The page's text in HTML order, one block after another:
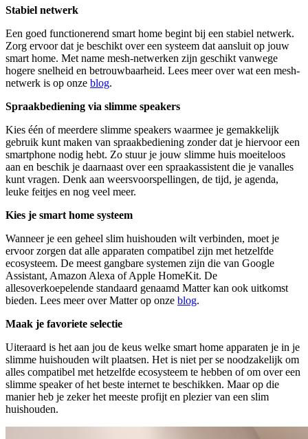
Stabiel netwerk
Een goed functionerend smart home begint bij een stabiel netwerk.
Zorg ervoor dat je beschikt over een systeem dat aansluit op jouw
smart home. Met name mesh-netwerken zijn geschikt vanwege
hogere snelheid en betrouwbaarheid. Lees meer over wat een mesh-
netwerk is op onze blog.
Spraakbediening via slimme speakers
Kies één of meerdere slimme speakers waarmee je gemakkelijk
gebruik kunt maken van spraakbediening zonder dat je hiervoor een
smartphone nodig hebt. Zo stuur je jouw slimme huis moeiteloos
aan en beschik je daarnaast over een spraakassistent die je vanalles
kunt vragen. Denk aan weersvoorspellingen, de tijd, je agenda,
leuke feitjes en nog veel meer.
Kies je smart home systeem
Wanneer je een geheel slim huishouden wilt verbinden, moet je
ervoor zorgen dat alle apparaten compatibel zijn met hetzelfde
ecosysteem. De meest gangbare systemen zijn die van Google
Assistant, Amazon Alexa of Apple HomeKit. De
allesoverkoepelende standaard genaamd Matter kan ook uitkomst
bieden. Lees meer over Matter op onze blog.
Maak je favoriete selectie
Uiteraard is het aan jou de keus welke smart home apparaten je in je
slimme huishouden wilt plaatsen. Het is niet per se noodzakelijk om
alles compatibel met hetzelfde ecosysteem te hebben of om over een
slimme speaker of het beste internet te beschikken. Maar op die
manier heb je zeker het meeste profijt en plezier van een slim
huishouden.